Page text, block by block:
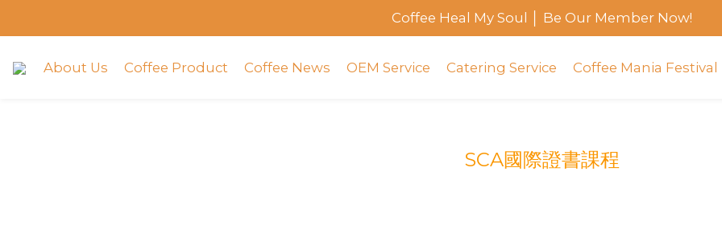
Coffee Heal My Soul │ Be Our Member Now!
About Us Coffee Product Coffee News OEM Service Catering Service Coffee Mania Festival
SCA國際證書課程